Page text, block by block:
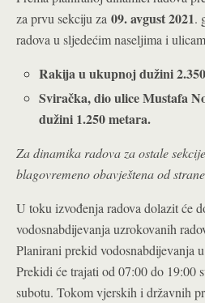
za prvu sekciju za 09. avgust 2021.
radova u sljedećim naseljima i
Rakija u ukupnoj dužini
Sviračka, dio ulice Mustafa
dužini 1.250 metara.
Za dinamika radova za ostale
blagovremeno obavještena od
U toku izvođenja radova dolazit će
vodosnabdijevanja uzrokovanih
Planirani prekid vodosnabdijevanja
Prekidi će trajati od 07:00 do 19:00
subotu. Tokom vjerskih i državnih